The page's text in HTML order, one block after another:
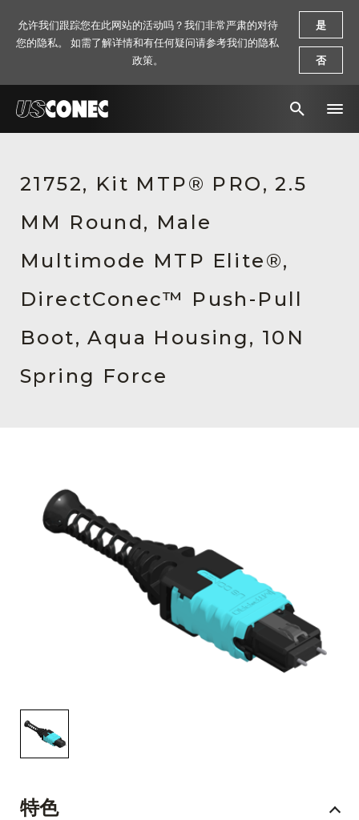
解决方案
产品
资源
关于我们
新闻稿
活动信息
21752, Kit MTP® PRO, 2.5
MM Round, Male
Multimode MTP Elite®,
DirectConec™ Push-Pull
Boot, Aqua Housing, 10N
Spring Force
特色
允许我们跟踪您在此网站的活动吗？我们非常严肃的对待
您的隐私。 如需了解详情和有任何疑问请参考我们的隐私
政策。
是
否